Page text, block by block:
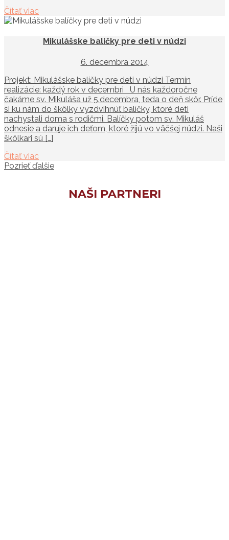
Čítať viac
Mikulášske balíčky pre deti v núdzi
6. decembra 2014
Projekt: Mikulášske balíčky pre deti v núdzi Termín
realizácie: každý rok v decembri U nás každoročne
čakáme sv. Mikuláša už 5.decembra, teda o deň skôr. Príde
si ku nám do škôlky vyzdvihnúť balíčky, ktoré deti
nachystali doma s rodičmi. Balíčky potom sv. Mikuláš
odnesie a daruje ich deťom, ktoré žijú vo väčšej núdzi. Naši
škôlkari sú […]
Čítať viac
Pozrieť ďalšie
NAŠI PARTNERI